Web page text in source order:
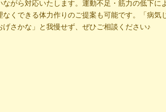
ながら対応いたします。運動不足・筋力の低下に
なくできる体力作りのご提案も可能です。「病気
さかな」と我慢せず、ぜひご相談ください♪